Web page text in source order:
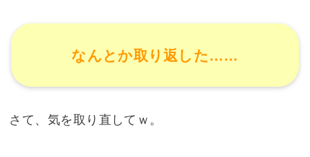
なんとか取り返した……
さて、気を取り直してｗ。